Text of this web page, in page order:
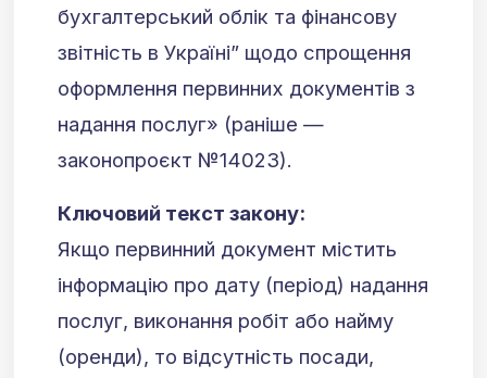
бухгалтерський облік та фінансову
звітність в Україні” щодо спрощення
оформлення первинних документів з
надання послуг» (раніше —
законопроєкт №14023).
Ключовий текст закону:
Якщо первинний документ містить
інформацію про дату (період) надання
послуг, виконання робіт або найму
(оренди), то відсутність посади,